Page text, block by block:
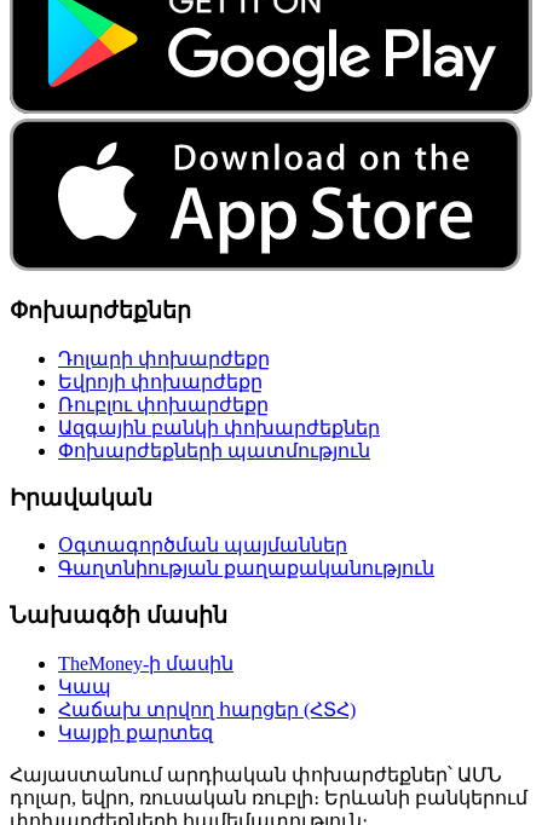
Փոխարժեքներ
Դոլարի փոխարժեքը
Եվրոյի փոխարժեքը
Ռուբլու փոխարժեքը
Ազգային բանկի փոխարժեքներ
Փոխարժեքների պատմություն
Իրավական
Օգտագործման պայմաններ
Գաղտնիության քաղաքականություն
Նախագծի մասին
TheMoney-ի մասին
Կապ
Հաճախ տրվող հարցեր (ՀՏՀ)
Կայքի քարտեզ
Հայաստանում արդիական փոխարժեքներ՝ ԱՄՆ
դոլար, եվրո, ռուսական ռուբլի։ Երևանի բանկերում
փոխարժեքների համեմատություն։